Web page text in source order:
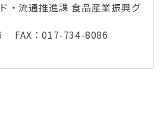
・流通推進課 食品産業振興グ
FAX：017-734-8086